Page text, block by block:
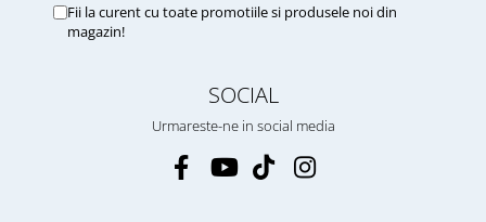
Fii la curent cu toate promotiile si produsele noi din
magazin!
SOCIAL
Urmareste-ne in social media